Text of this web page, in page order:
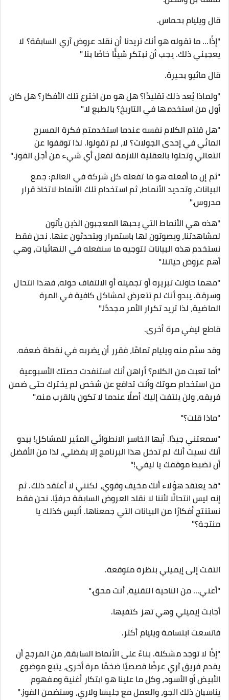
قال ويليام بحماس.
"إذًا... ما تقوله هو أنك تريدنا أن نقلد عروض آري السابقة؟ لا
يعجبني ذلك. يجب أن نبتكر شيئًا خاصًا بنا."
قال ماثيو بحيرة.
"ولماذا يُعد ذلك تقليدًا؟ هل هو من اخترع تلك الأفكار؟ هل كان
أول من استخدمها في التاريخ؟ بالطبع لا."
"هل قلتم الكلام نفسه عندما استخدمتم فكرة المسرح
المائي في إحدى الجولات؟ لا، لم تقولوا. لذا توقفوا عن
التعالي وتحلوا بالعقلية اللازمة لفعل أي شيء من أجل الفوز."
"ثم إن ما أفعله هو ما تفعله كل شركة في العالم: جمع
البيانات، وتحديد الأنماط، ثم استخدام تلك الأنماط لاتخاذ قرار
مدروس."
"هذه هي الأنماط التي يحبها المعجبون الذين يأتون
لمشاهدتنا، ويصوتون لها باستمرار ويتحدثون عنها. نحن فقط
نستخدم هذه البيانات لتوجيه ما سنفعله في النهائيات، وهي
أهم عروض حياتنا."
"مهما حاولت تبريره أو تجميله أو الالتفاف حوله، فهذا انتحال
وسرقة. يبدو أنك لم تتعرض لمشاكل كافية في المرة
الماضية، لذا تريد تكرار الأمر مجددًا."
قاطع ليفي مرة أخرى.
وقد سئم منه ويليام تمامًا، فقرر أن يضربه في نقطة ضعفه.
"أما تعبت من الكلام؟ أراهن أنك استنفدت حصتك الأسبوعية
من استخدام صوتك وأنت تدافع عن شخص لم يخترك حتى ضمن
فريقه، ولن يلتفت إليك أصلًا عندما لا تكون بالقرب منه."
"ماذا قلت؟"
"سمعتني جيدًا. أيها الخاسر الانطوائي المثير للمشاكل! يبدو
أنك نسيت أنك لم تدخل هذا البرنامج إلا بفضلي، لذا من الأفضل
أن تضبط موقفك يا ليفي!"
"قد يعتقد هؤلاء أنك مخيف وقوي، لكنني لا أعتقد ذلك. ثم
إنه ليس انتحالًا لأننا لا نقلد العروض السابقة حرفيًا. نحن فقط
نستنتج أفكارًا من البيانات التي جمعناها. أليس كذلك يا
منتجة؟"
التفت إلى إيميلي بنظرة متوقعة.
"أعني... من الناحية التقنية، أنت محق."
أجابت إيميلي وهي تهز كتفيها.
فاتسعت ابتسامة ويليام أكثر.
"إذًا لا توجد مشكلة. بناءً على الأنماط السابقة، من المرجح أن
يقدم فريق آري عرضًا قصصيًا ضخمًا مرة أخرى، يتبع موضوع
الأبيض أو الأسود، وكل ما علينا هو ابتكار أغنية ومفهوم
يناسبان ذلك الجو، والعمل مع جليسا ولاري، وسنضمن الفوز."